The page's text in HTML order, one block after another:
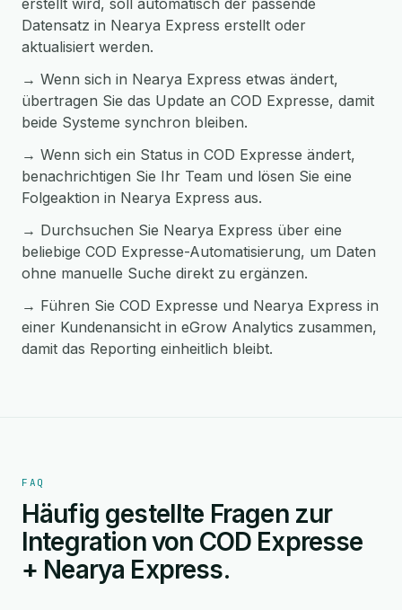
erstellt wird, soll automatisch der passende
Datensatz in Nearya Express erstellt oder
aktualisiert werden.
→ Wenn sich in Nearya Express etwas ändert,
übertragen Sie das Update an COD Expresse, damit
beide Systeme synchron bleiben.
→ Wenn sich ein Status in COD Expresse ändert,
benachrichtigen Sie Ihr Team und lösen Sie eine
Folgeaktion in Nearya Express aus.
→ Durchsuchen Sie Nearya Express über eine
beliebige COD Expresse-Automatisierung, um Daten
ohne manuelle Suche direkt zu ergänzen.
→ Führen Sie COD Expresse und Nearya Express in
einer Kundenansicht in eGrow Analytics zusammen,
damit das Reporting einheitlich bleibt.
FAQ
Häufig gestellte Fragen zur
Integration von COD Expresse
+ Nearya Express.